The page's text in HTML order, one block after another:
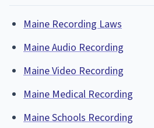
Maine Recording Laws
Maine Audio Recording
Maine Video Recording
Maine Medical Recording
Maine Schools Recording